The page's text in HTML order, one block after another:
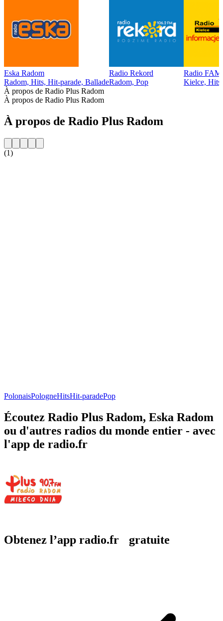
Eska Radom
Radom, Hits, Hit-parade, Ballade
Radio Rekord
Radom, Pop
Radio
Kielce,
À propos de Radio Plus Radom
À propos de Radio Plus Radom
À propos de Radio Plus Radom
(1)
PolonaisPologneHitsHit-paradePop
Écoutez Radio Plus Radom, Eska Radom
ou d'autres radios du monde entier - avec
l'app de radio.fr
Obtenez l’app radio.fr gratuite